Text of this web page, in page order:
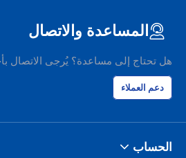
المساعدة والاتصال
هل تحتاج إلى مساعدة؟ يُرجى الاتصال
دعم العملاء
الحساب